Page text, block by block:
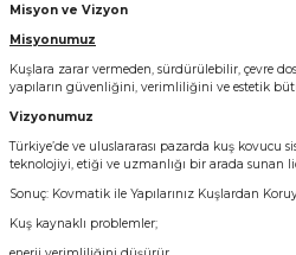
Misyon ve Vizyon
Misyonumuz
Kuşlara zarar vermeden, sürdürülebilir, çevre
yapıların güvenliğini, verimliliğini ve estetik
Vizyonumuz
Türkiye’de ve uluslararası pazarda kuş kovucu
teknolojiyi, etiği ve uzmanlığı bir arada sunan
Sonuç: Kovmatik ile Yapılarınız Kuşlardan
Kuş kaynaklı problemler;